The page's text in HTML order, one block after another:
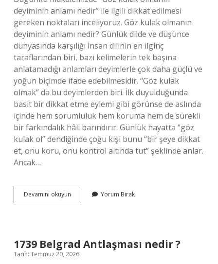
deyiminin anlamı nedir” ile ilgili dikkat edilmesi
gereken noktaları inceliyoruz. Göz kulak olmanın
deyiminin anlamı nedir? Günlük dilde ve düşünce
dünyasında karşılığı İnsan dilinin en ilginç
taraflarından biri, bazı kelimelerin tek başına
anlatamadığı anlamları deyimlerle çok daha güçlü ve
yoğun biçimde ifade edebilmesidir. “Göz kulak
olmak” da bu deyimlerden biri. İlk duyulduğunda
basit bir dikkat etme eylemi gibi görünse de aslında
içinde hem sorumluluk hem koruma hem de sürekli
bir farkındalık hâli barındırır. Günlük hayatta “göz
kulak ol” dendiğinde çoğu kişi bunu “bir şeye dikkat
et, onu koru, onu kontrol altında tut” şeklinde anlar.
Ancak…
Devamını okuyun
kulak
?
Yorum Bırak
1739 Belgrad Antlaşması nedir ?
Tarih: Temmuz 20, 2026